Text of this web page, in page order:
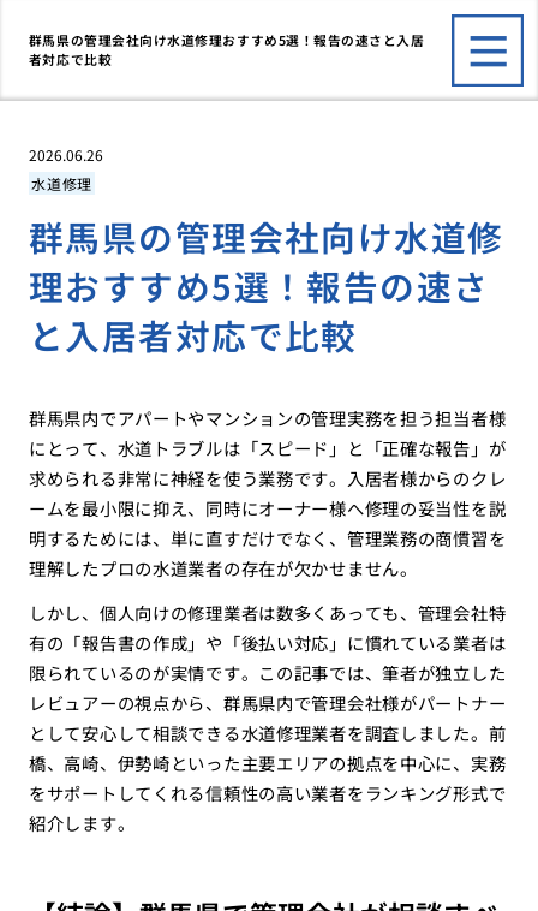
群馬県の管理会社向け水道修理おすすめ5選！報告の速さと入居
者対応で比較
2026.06.26
水道修理
群馬県の管理会社向け水道修
理おすすめ5選！報告の速さ
と入居者対応で比較
群馬県内でアパートやマンションの管理実務を担う担当者様
にとって、水道トラブルは「スピード」と「正確な報告」が
求められる非常に神経を使う業務です。入居者様からのクレ
ームを最小限に抑え、同時にオーナー様へ修理の妥当性を説
明するためには、単に直すだけでなく、管理業務の商慣習を
理解したプロの水道業者の存在が欠かせません。
しかし、個人向けの修理業者は数多くあっても、管理会社特
有の「報告書の作成」や「後払い対応」に慣れている業者は
限られているのが実情です。この記事では、筆者が独立した
レビュアーの視点から、群馬県内で管理会社様がパートナー
として安心して相談できる水道修理業者を調査しました。前
橋、高崎、伊勢崎といった主要エリアの拠点を中心に、実務
をサポートしてくれる信頼性の高い業者をランキング形式で
紹介します。